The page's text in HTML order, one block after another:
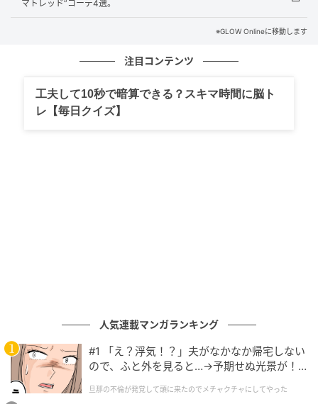
マトレッド”コーデ4選。
※GLOW Onlineに移動します
注目コンテンツ
工夫して10秒で暗算できる？スキマ時間に脳ト
レ【毎日クイズ】
人気連載マンガランキング
#1 「え？浮気！？」夫がなかなか帰宅しない
ので、ふと外を見ると…→予期せぬ光景が！
クチャにしてやった
旦那の不倫が発覚して頭に来たのでメチャクチャにしてやった